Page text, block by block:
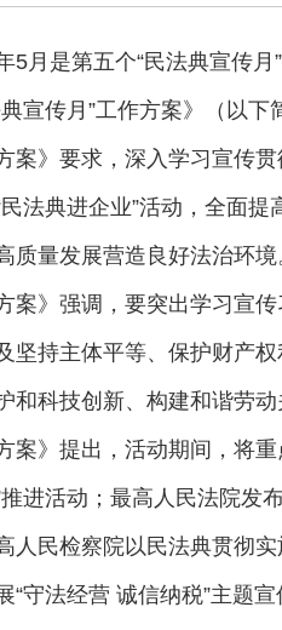
5月是第五个“民法典宣传
宣传月”工作方案》（以下
方案》要求，深入学习宣传
法典进企业”活动，全面
质量发展营造良好法治环境
方案》强调，要突出学习宣
坚持主体平等、保护财产
和科技创新、构建和谐劳
方案》提出，活动期间，将
进活动；最高人民法院发
人民检察院以民法典贯彻
“守法经营 诚信纳税”主题